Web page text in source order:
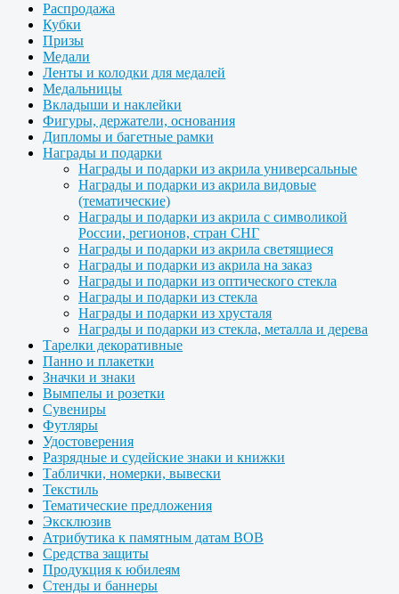
Распродажа
Кубки
Призы
Медали
Ленты и колодки для медалей
Медальницы
Вкладыши и наклейки
Фигуры, держатели, основания
Дипломы и багетные рамки
Награды и подарки
Награды и подарки из акрила универсальные
Награды и подарки из акрила видовые
(тематические)
Награды и подарки из акрила с символикой
России, регионов, стран СНГ
Награды и подарки из акрила светящиеся
Награды и подарки из акрила на заказ
Награды и подарки из оптического стекла
Награды и подарки из стекла
Награды и подарки из хрусталя
Награды и подарки из стекла, металла и дерева
Тарелки декоративные
Панно и плакетки
Значки и знаки
Вымпелы и розетки
Сувениры
Футляры
Удостоверения
Разрядные и судейские знаки и книжки
Таблички, номерки, вывески
Текстиль
Тематические предложения
Эксклюзив
Атрибутика к памятным датам ВОВ
Средства защиты
Продукция к юбилеям
Стенды и баннеры